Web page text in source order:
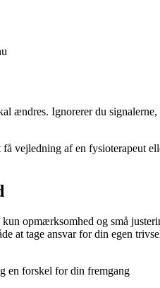
ændres. Ignorerer du
vejledning af en fysioterapeut
opmærksomhed og små
at tage ansvar for din egen
en forskel for din fremgang